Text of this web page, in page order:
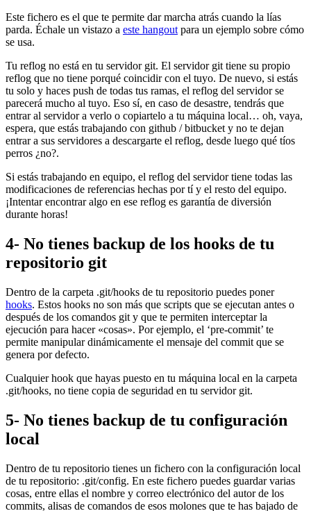
Este fichero es el que te permite dar marcha atrás cuando la lías
parda. Échale un vistazo a este hangout para un ejemplo sobre cómo
se usa.
Tu reflog no está en tu servidor git. El servidor git tiene su propio
reflog que no tiene porqué coincidir con el tuyo. De nuevo, si estás
tu solo y haces push de todas tus ramas, el reflog del servidor se
parecerá mucho al tuyo. Eso sí, en caso de desastre, tendrás que
entrar al servidor a verlo o copiartelo a tu máquina local… oh, vaya,
espera, que estás trabajando con github / bitbucket y no te dejan
entrar a sus servidores a descargarte el reflog, desde luego qué tíos
perros ¿no?.
Si estás trabajando en equipo, el reflog del servidor tiene todas las
modificaciones de referencias hechas por tí y el resto del equipo.
¡Intentar encontrar algo en ese reflog es garantía de diversión
durante horas!
4- No tienes backup de los hooks de tu
repositorio git
Dentro de la carpeta .git/hooks de tu repositorio puedes poner
hooks. Estos hooks no son más que scripts que se ejecutan antes o
después de los comandos git y que te permiten interceptar la
ejecución para hacer «cosas». Por ejemplo, el ‘pre-commit’ te
permite manipular dinámicamente el mensaje del commit que se
genera por defecto.
Cualquier hook que hayas puesto en tu máquina local en la carpeta
.git/hooks, no tiene copia de seguridad en tu servidor git.
5- No tienes backup de tu configuración
local
Dentro de tu repositorio tienes un fichero con la configuración local
de tu repositorio: .git/config. En este fichero puedes guardar varias
cosas, entre ellas el nombre y correo electrónico del autor de los
commits, alisas de comandos de esos molones que te has bajado de